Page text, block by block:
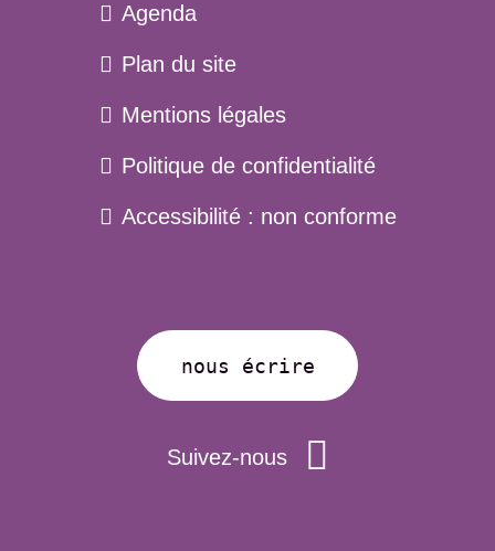
Agenda
Plan du site
Mentions légales
Politique de confidentialité
Accessibilité : non conforme
nous écrire
Suivez-nous